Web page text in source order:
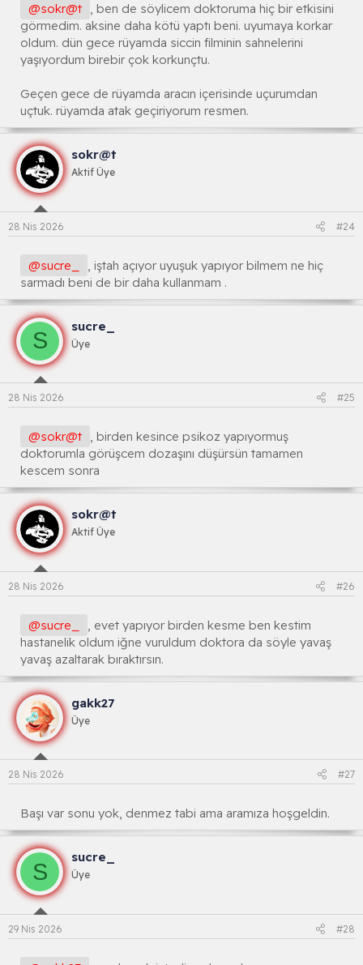
@sokr@t , ben de söylicem doktoruma hiç bir etkisini
görmedim. aksine daha kötü yaptı beni. uyumaya korkar
oldum. dün gece rüyamda siccin filminin sahnelerini
yaşıyordum birebir çok korkunçtu.
Geçen gece de rüyamda aracın içerisinde uçurumdan
uçtuk. rüyamda atak geçiriyorum resmen.
sokr@t
Aktif Üye
28 Nis 2026 #24
@sucre_
, iştah açıyor uyuşuk yapıyor bilmem ne hiç
sarmadı beni de bir daha kullanmam .
S
sucre_
Üye
28 Nis 2026 #25
@sokr@t , birden kesince psikoz yapıyormuş
doktorumla görüşcem dozaşını düşürsün tamamen
kescem sonra
sokr@t
Aktif Üye
28 Nis 2026 #26
@sucre_
, evet yapıyor birden kesme ben kestim
hastanelik oldum iğne vuruldum doktora da söyle yavaş
yavaş azaltarak bıraktırsın.
gakk27
Üye
28 Nis 2026 #27
Başı var sonu yok, denmez tabi ama aramıza hoşgeldin.
S
sucre_
Üye
29 Nis 2026 #28